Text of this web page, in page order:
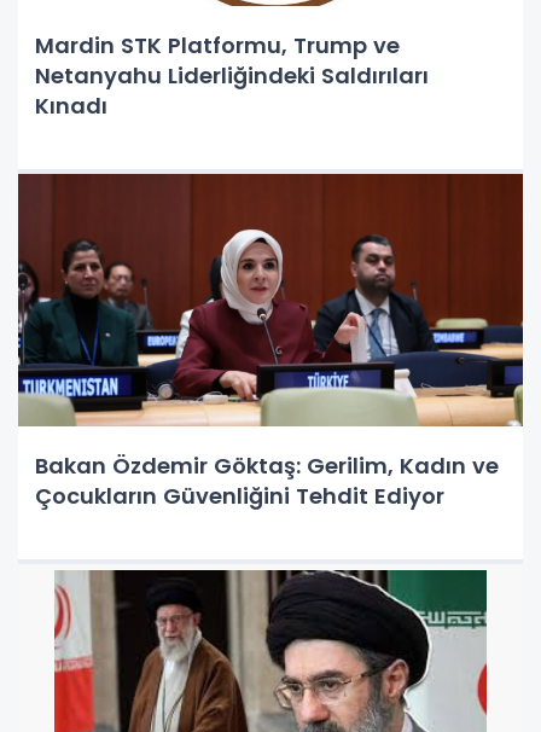
Mardin STK Platformu, Trump ve
Netanyahu Liderliğindeki Saldırıları
Kınadı
Bakan Özdemir Göktaş: Gerilim, Kadın ve
Çocukların Güvenliğini Tehdit Ediyor